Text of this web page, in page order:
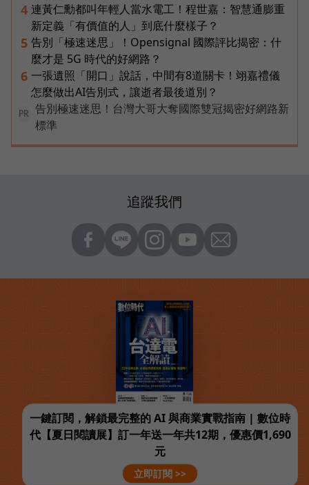
4 連黃仁勳都叫年輕人當水電工！程世嘉：智慧通膨重
新定義「有價值的人」到底什麼樣子？
5 告別「極速迷思」！Opensignal 國際評比揭密：什
麼才是 5G 時代的好網路？
6 一張遺照「開口」說話，中間有8道關卡！翊嘉禮儀
怎麼做出AI告別式，讓逝者最後道別？
PR
告別極速迷思！台灣大哥大奪國際雙冠揭密好網路新
標準
追蹤我們
一鍵訂閱，解鎖最完整的 AI 與商業實戰指南 | 數位時
代【夏日閱讀展】訂一年送一年共12期，優惠價1,690
元
立即訂閱 >>